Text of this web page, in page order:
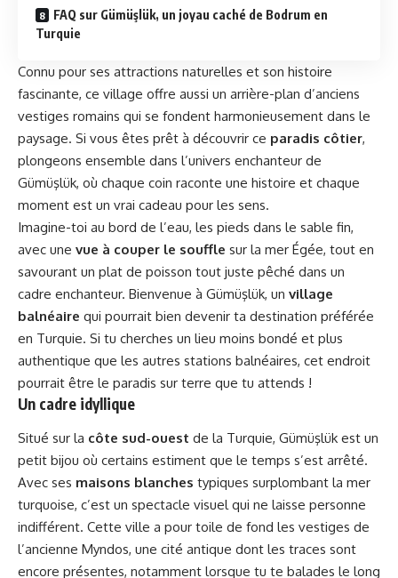
FAQ sur Gümüşlük, un joyau caché de Bodrum en
Turquie
Connu pour ses attractions naturelles et son histoire
fascinante, ce village offre aussi un arrière-plan d’anciens
vestiges romains qui se fondent harmonieusement dans le
paysage. Si vous êtes prêt à découvrir ce paradis côtier,
plongeons ensemble dans l’univers enchanteur de
Gümüşlük, où chaque coin raconte une histoire et chaque
moment est un vrai cadeau pour les sens.
Imagine-toi au bord de l’eau, les pieds dans le sable fin,
avec une vue à couper le souffle sur la mer Égée, tout en
savourant un plat de poisson tout juste pêché dans un
cadre enchanteur. Bienvenue à Gümüşlük, un village
balnéaire qui pourrait bien devenir ta destination préférée
en Turquie. Si tu cherches un lieu moins bondé et plus
authentique que les autres stations balnéaires, cet endroit
pourrait être le paradis sur terre que tu attends !
Un cadre idyllique
Situé sur la côte sud-ouest de la Turquie, Gümüşlük est un
petit bijou où certains estiment que le temps s’est arrêté.
Avec ses maisons blanches typiques surplombant la mer
turquoise, c’est un spectacle visuel qui ne laisse personne
indifférent. Cette ville a pour toile de fond les vestiges de
l’ancienne Myndos, une cité antique dont les traces sont
encore présentes, notamment lorsque tu te balades le long